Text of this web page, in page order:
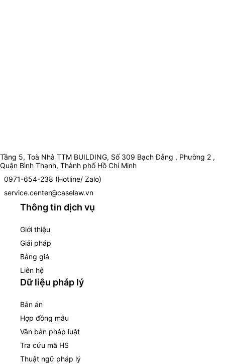
Tầng 5, Toà Nhà TTM BUILDING, Số 309 Bạch Đằng , Phường 2 ,
Quận Bình Thạnh, Thành phố Hồ Chí Minh
0971-654-238 (Hotline/ Zalo)
service.center@caselaw.vn
Thông tin dịch vụ
Giới thiệu
Giải pháp
Bảng giá
Liên hệ
Dữ liệu pháp lý
Bản án
Hợp đồng mẫu
Văn bản pháp luật
Tra cứu mã HS
Thuật ngữ pháp lý